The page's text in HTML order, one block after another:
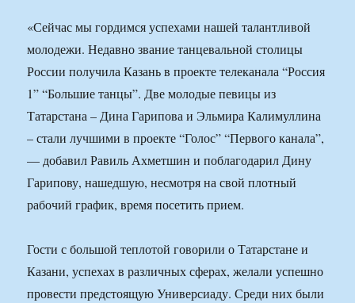
«Сейчас мы гордимся успехами нашей талантливой
молодежи. Недавно звание танцевальной столицы
России получила Казань в проекте телеканала “Россия
1” “Большие танцы”. Две молодые певицы из
Татарстана – Дина Гарипова и Эльмира Калимуллина
– стали лучшими в проекте “Голос” “Первого канала”,
— добавил Равиль Ахметшин и поблагодарил Дину
Гарипову, нашедшую, несмотря на свой плотный
рабочий график, время посетить прием.
Гости с большой теплотой говорили о Татарстане и
Казани, успехах в различных сферах, желали успешно
провести предстоящую Универсиаду. Среди них были